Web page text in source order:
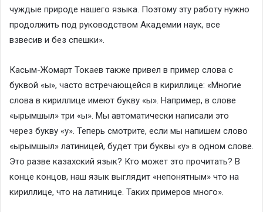
чуждые природе нашего языка. Поэтому эту работу нужно
продолжить под руководством Академии наук, все
взвесив и без спешки».
Касым-Жомарт Токаев также привел в пример слова с
буквой «ы», часто встречающейся в кириллице: «Многие
слова в кириллице имеют букву «ы». Например, в слове
«ырымшыл» три «ы». Мы автоматически написали это
через букву «у». Теперь смотрите, если мы напишем слово
«ырымшыл» латиницей, будет три буквы «у» в одном слове.
Это разве казахский язык? Кто может это прочитать? В
конце концов, наш язык выглядит «непонятным» что на
кириллице, что на латинице. Таких примеров много».